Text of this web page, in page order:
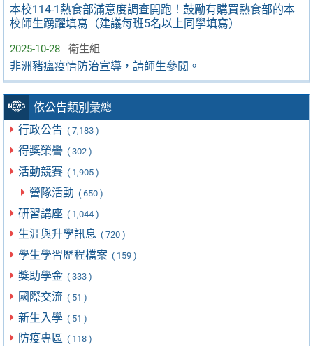
本校114-1熱食部滿意度調查開跑！鼓勵有購買熱食部的本
校師生踴躍填寫（建議每班5名以上同學填寫）
2025-10-28 衛生組
非洲豬瘟疫情防治宣導，請師生參閱。
依公告類別彙總
行政公告 ( 7,183 )
得獎榮譽 ( 302 )
活動競賽 ( 1,905 )
營隊活動 ( 650 )
研習講座 ( 1,044 )
生涯與升學訊息 ( 720 )
學生學習歷程檔案 ( 159 )
獎助學金 ( 333 )
國際交流 ( 51 )
新生入學 ( 51 )
防疫專區 ( 118 )